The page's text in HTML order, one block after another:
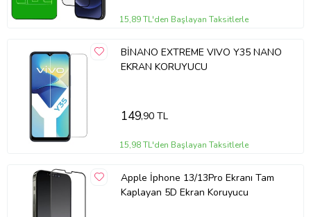
15,89 TL'den Başlayan Taksitlerle
BİNANO EXTREME VIVO Y35 NANO
EKRAN KORUYUCU
149,90 TL
15,98 TL'den Başlayan Taksitlerle
Apple İphone 13/13Pro Ekranı Tam
Kaplayan 5D Ekran Koruyucu